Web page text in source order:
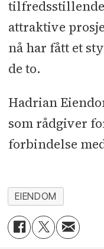
tilfredsstillende
attraktive
nå har fått et
de to.
Hadrian
som rådgiver
forbindelse
EIENDOM